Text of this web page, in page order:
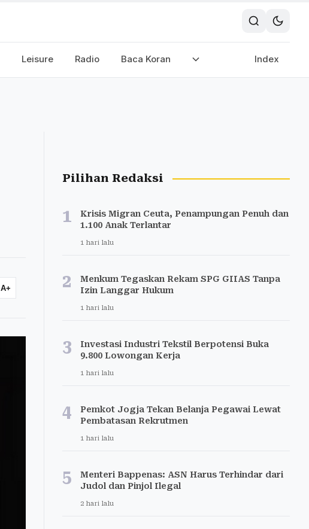
Leisure Radio Baca Koran Index
A+
Pilihan Redaksi
1
Krisis Migran Ceuta, Penampungan Penuh dan
1.100 Anak Terlantar
1 hari lalu
2
Menkum Tegaskan Rekam SPG GIIAS Tanpa
Izin Langgar Hukum
1 hari lalu
3
Investasi Industri Tekstil Berpotensi Buka
9.800 Lowongan Kerja
1 hari lalu
4
Pemkot Jogja Tekan Belanja Pegawai Lewat
Pembatasan Rekrutmen
1 hari lalu
5
Menteri Bappenas: ASN Harus Terhindar dari
Judol dan Pinjol Ilegal
2 hari lalu